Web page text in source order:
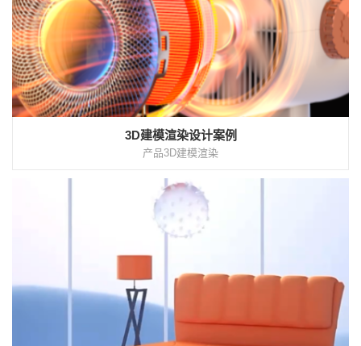
3D建模渲染设计案例
产品3D建模渲染